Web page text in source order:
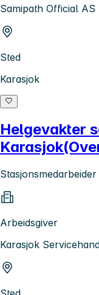
Samipath Official AS
Sted
Karasjok
Helgevakter
Arbeidsgiver
Karasjok